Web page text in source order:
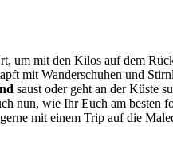
um mit den Kilos auf dem
mit Wanderschuhen und
saust oder geht an der Küste
nun, wie Ihr Euch am besten
mit einem Trip auf die